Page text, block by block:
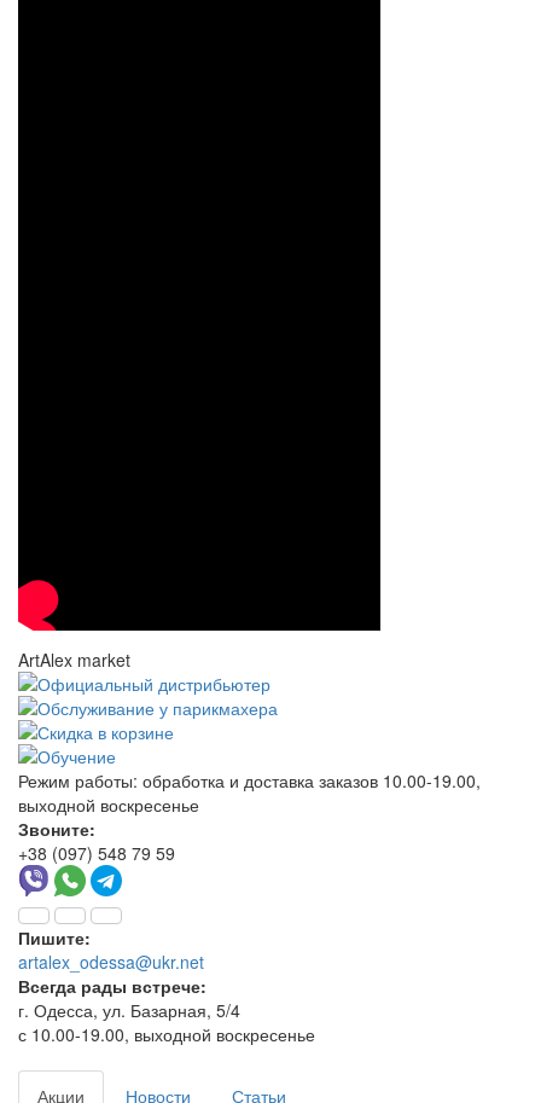
ArtAlex market
Режим работы: обработка и доставка заказов 10.00-19.00,
выходной воскресенье
Звоните:
+38 (097) 548 79 59
Пишите:
artalex_odessa@ukr.net
Всегда рады встрече:
г. Одесса, ул. Базарная, 5/4
с 10.00-19.00, выходной воскресенье
Акции Новости Статьи